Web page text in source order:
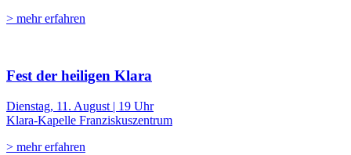
> mehr erfahren
Fest der heiligen Klara
Dienstag, 11. August | 19 Uhr
Klara-Kapelle Franziskuszentrum
> mehr erfahren